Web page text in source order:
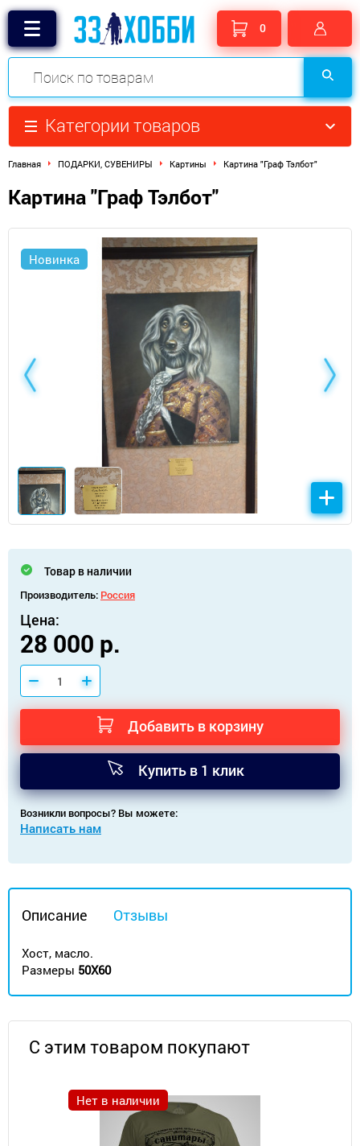
0
Категории товаров
Главная ПОДАРКИ, СУВЕНИРЫ Картины Картина "Граф Тэлбот"
Картина "Граф Тэлбот"
Новинка
Товар в наличии
Производитель: Россия
Цена:
28 000 р.
Добавить в корзину
Купить в 1 клик
Возникли вопросы? Вы можете:
Написать нам
Описание Отзывы
Хост, масло.
Размеры 50Х60
С этим товаром покупают
Нет в наличии